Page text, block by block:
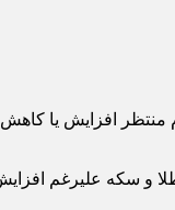
افزایش یا
جهانی امروز با 9 دلار افزایش به 3384 دلار رسید؛